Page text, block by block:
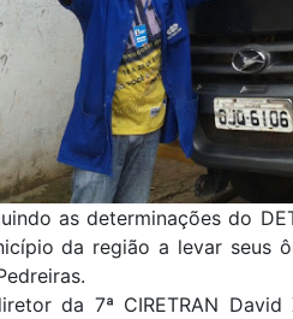
as determinações do
da região a levar seus
da 7ª CIRETRAN